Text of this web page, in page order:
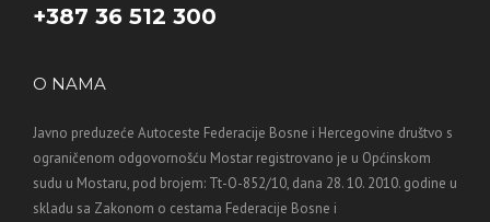
+387 36 512 300
O NAMA
Javno preduzeće Autoceste Federacije Bosne i Hercegovine društvo s
ograničenom odgovornošću Mostar registrovano je u Općinskom
sudu u Mostaru, pod brojem: Tt-O-852/10, dana 28. 10. 2010. godine u
skladu sa Zakonom o cestama Federacije Bosne i